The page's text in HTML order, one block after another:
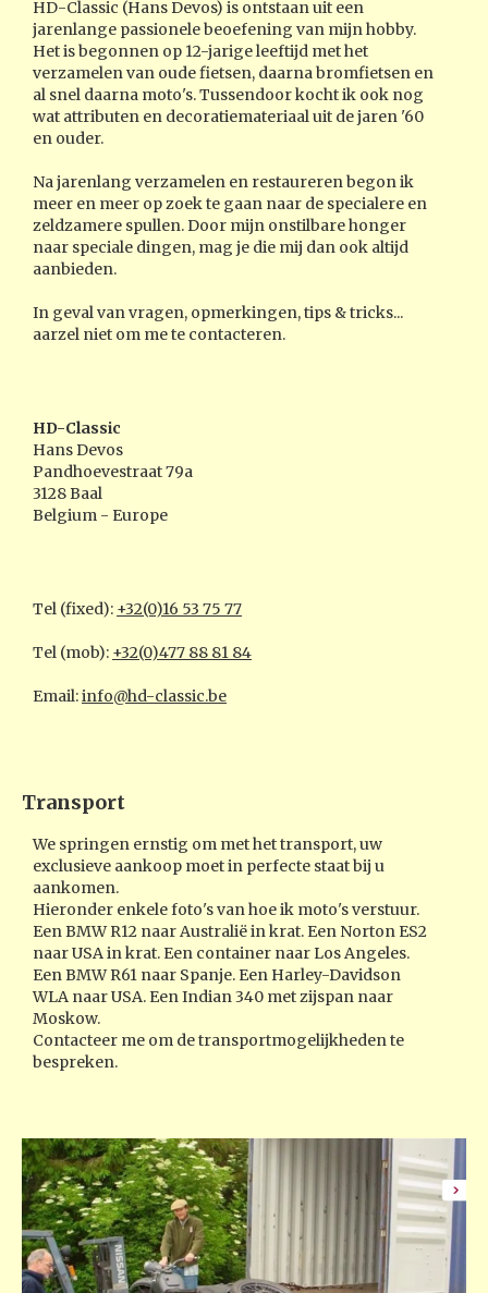
HD-Classic (Hans Devos) is ontstaan uit een
jarenlange passionele beoefening van mijn hobby.
Het is begonnen op 12-jarige leeftijd met het
verzamelen van oude fietsen, daarna bromfietsen en
al snel daarna moto's. Tussendoor kocht ik ook nog
wat attributen en decoratiemateriaal uit de jaren '60
en ouder.
Na jarenlang verzamelen en restaureren begon ik
meer en meer op zoek te gaan naar de specialere en
zeldzamere spullen. Door mijn onstilbare honger
naar speciale dingen, mag je die mij dan ook altijd
aanbieden.
In geval van vragen, opmerkingen, tips & tricks...
aarzel niet om me te contacteren.
HD-Classic
Hans Devos
Pandhoevestraat 79a
3128 Baal
Belgium - Europe
Tel (fixed): +32(0)16 53 75 77
Tel (mob): +32(0)477 88 81 84
Email:info@hd-classic.be
Transport
We springen ernstig om met het transport, uw
exclusieve aankoop moet in perfecte staat bij u
aankomen.
Hieronder enkele foto's van hoe ik moto's verstuur.
Een BMW R12 naar Australië in krat. Een Norton ES2
naar USA in krat. Een container naar Los Angeles.
Een BMW R61 naar Spanje. Een Harley-Davidson
WLA naar USA. Een Indian 340 met zijspan naar
Moskow.
Contacteer me om de transportmogelijkheden te
bespreken.